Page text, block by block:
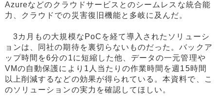
Azureなどのクラウドサービスとのシームレスな統合能
力、クラウドでの災害復旧機能と多岐に及んだ。
3カ月もの大規模なPoCを経て導入されたソリューシ
ョンは、同社の期待を裏切らないものだった。バックア
ップ時間を6分の1に短縮した他、データの一元管理や
VMの自動保護により1人当たりの作業時間を週15時間
以上削減するなどの効果が得られている。本資料で、こ
のソリューションの実力を確認してほしい。